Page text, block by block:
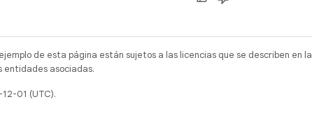
de esta página están sujetos a las licencias que se describen en la
entidades asociadas.
01 (UTC).